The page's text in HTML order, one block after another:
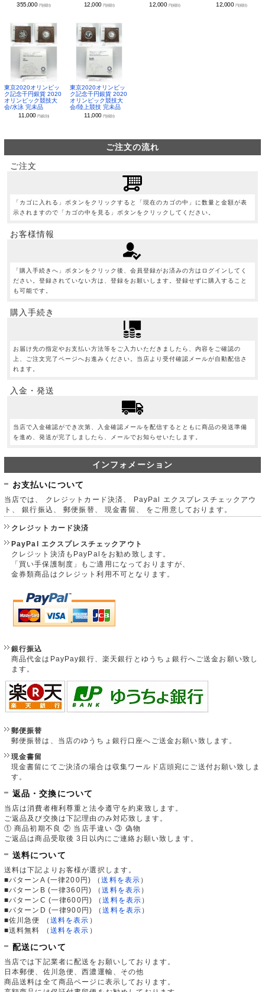
355,000 円(税別)
12,000 円(税別)
12,000 円(税別)
12,000 円(税別)
東京2020オリンピッ
ク記念千円銀貨 2020
オリンピック競技大
会/水泳 完未品
11,000円(税別)
東京2020オリンピッ
ク記念千円銀貨 2020
オリンピック競技大
会/陸上競技 完未品
11,000 円(税別)
ご注文の流れ
ご注文
「カゴに入れる」ボタンをクリックすると「現在のカゴの中」に数量と金額が表
示されますので「カゴの中を見る」ボタンをクリックしてください。
お客様情報
「購入手続きへ」ボタンをクリック後、会員登録がお済みの方はログインしてく
ださい。登録されていない方は、登録をお願いします。登録せずに購入すること
も可能です。
購入手続き
お届け先の指定やお支払い方法等をご入力いただきましたら、内容をご確認の
上、ご注文完了ページへお進みください。当店より受付確認メールが自動配信さ
れます。
入金・発送
当店で入金確認ができ次第、入金確認メールを配信するとともに商品の発送準備
を進め、発送が完了しましたら、メールでお知らせいたします。
インフォメーション
お支払いについて
当店では、 クレジットカード決済、 PayPal エクスプレスチェックアウ
ト、 銀行振込、 郵便振替、 現金書留、 をご用意しております。
クレジットカード決済
PayPal エクスプレスチェックアウト
クレジット決済もPayPalをお勧め致します。
「買い手保護制度」もご適用になっておりますが、
金券類商品はクレジット利用不可となります。
銀行振込
商品代金はPayPay銀行、楽天銀行とゆうちょ銀行へご送金お願い致し
ます。
郵便振替
郵便振替は、当店のゆうちょ銀行口座へご送金お願い致します。
現金書留
現金書留にてご決済の場合は収集ワールド店頭宛にご送付お願い致しま
す。
返品・交換について
当店は消費者権利尊重と法令遵守を約束致します。
ご返品及び交換は下記理由のみ対応致します。
① 商品初期不良 ② 当店手違い ③ 偽物
ご返品は商品受取後 3日以内にご連絡お願い致します。
送料について
送料は下記よりお客様が選択します。
■パターンA (一律200円)
（送料を表示 ）
■パターンB (一律360円)
（送料を表示 ）
■パターンC (一律600円)
（送料を表示 ）
■パターンD (一律900円)
（送料を表示 ）
■佐川急便
（ 送料を表示 ）
■送料無料
（ 送料を表示 ）
配送について
当店では下記業者に配送をお願いしております。
日本郵便、佐川急便、西濃運輸、その他
商品送料は全て商品ページに表示しております。